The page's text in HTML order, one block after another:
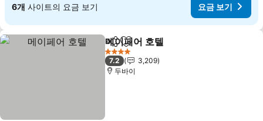
6개 사이트의 요금 보기 요금 보기
공유 즐겨찾기에 추가
메이페어 호텔
4 성급
7.2
3,209
두바이